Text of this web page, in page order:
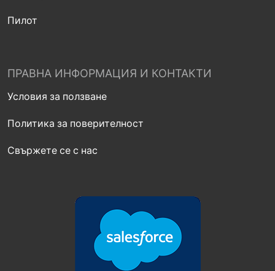
Пилот
ПРАВНА ИНФОРМАЦИЯ И КОНТАКТИ
Условия за ползване
Политика за поверителност
Свържете се с нас